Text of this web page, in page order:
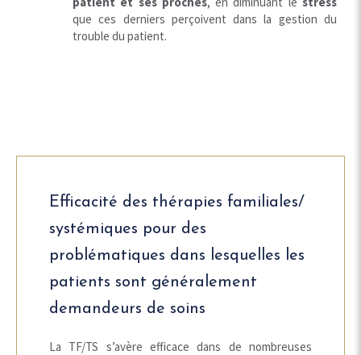
que ces derniers perçoivent dans la gestion du
trouble du patient.
Efficacité des thérapies familiales/
systémiques pour des
problématiques dans lesquelles les
patients sont généralement
demandeurs de soins
La TF/TS s’avère efficace dans de nombreuses